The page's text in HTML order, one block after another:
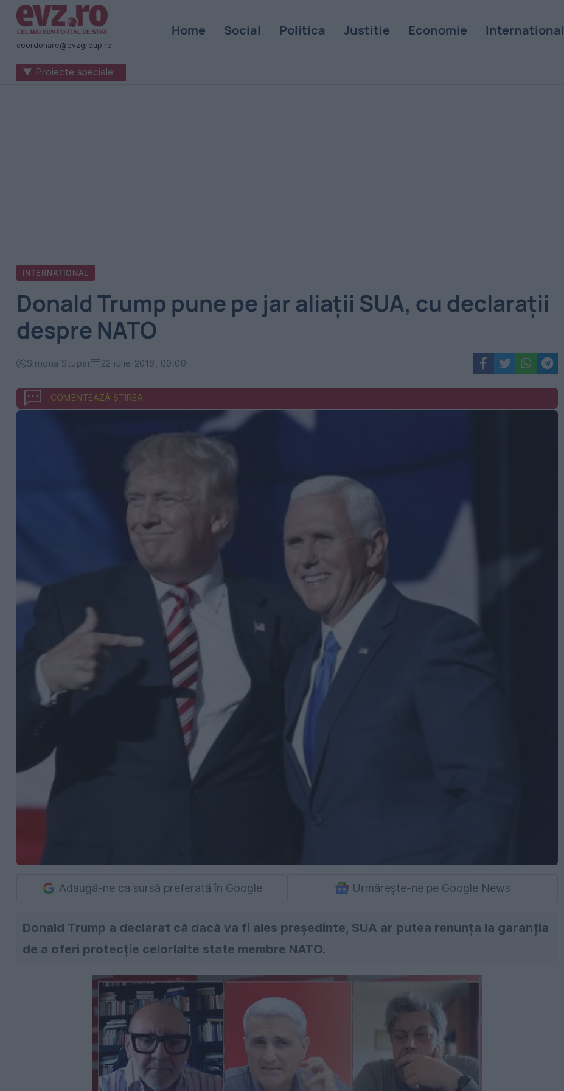
Știri
naționale
internaționale
coordonare@evzgroup.ro
Home Social Politica Justitie Economie International
▼ Proiecte speciale
INTERNATIONAL
Donald Trump pune pe jar aliații SUA, cu declarații
despre NATO
Simona Stupar 22 iulie 2016, 00:00
COMENTEAZĂ ȘTIREA
Adaugă-ne ca sursă preferată în Google Urmărește-ne pe Google News
Donald Trump a declarat că dacă va fi ales președinte, SUA ar putea renunța la garanția
de a oferi protecție celorlalte state membre NATO.